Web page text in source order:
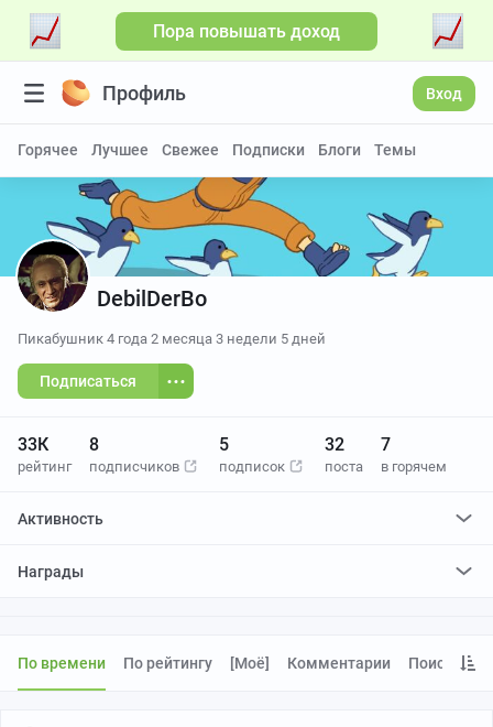
Пора повышать доход
Профиль Вход
Горячее Лучшее Свежее Подписки Блоги Темы
DebilDerBo
Пикабушник 4 года 2 месяца 3 недели 5 дней
Подписаться
33К
рейтинг
8
подписчиков
5
подписок
32
поста
7
в горячем
Активность
отредактировал
Награды
По времени По рейтингу [моё] Комментарии Поиск
Больше видео